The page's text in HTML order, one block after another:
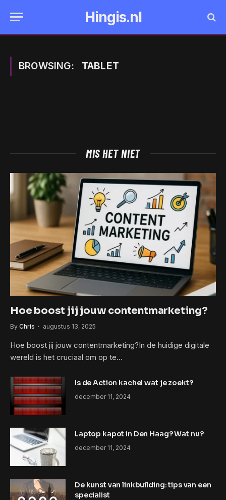
Hingis.nl
BROWSING: TABLET
MIS HET NIET
Hoe boost jij jouw contentmarketing?
By Chris augustus 13, 2025
Hoe boost jij jouw contentmarketing?In de huidige digitale
wereld is het cruciaal om op te…
Is de Action kachel wat je zoekt?
december 11, 2024
Laptop kapot in Den Haag? Wat nu?
december 11, 2024
De kunst van linkbuilding: tips van een
specialist